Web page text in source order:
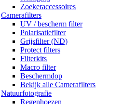
Zoekeraccessoires
Camerafilters
UV / bescherm filter
Polarisatiefilter
Grijsfilter (ND)
Protect filters
Filterkits
Macro filter
Beschermdop
Bekijk alle Camerafilters
Natuurfotografie
Regenhoezen